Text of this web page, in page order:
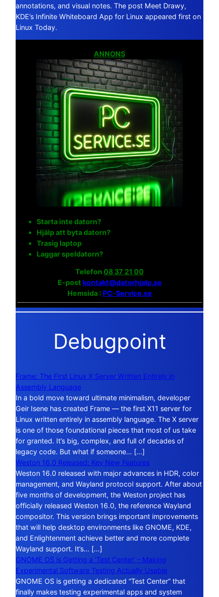
annotations, and visual notes. The post Meet Drawy,
KDE’s Infinite Whiteboard App for Linux appeared first on
Linux Today.
ANNONS
Starta inte datorn?
Hjälp att byta datorn?
Trasig laptop
Laggar speldatorn?
Telefon 08 37 21 00
E-post kontakt@datorhjalp.se
Hemsida :PC-Service.se
Debugpoint
Frame: The First Linux X Server Written Entirely in
Assembly Language
In a bold move toward ultimate minimalism, developer
Geir Isene has created Frame — the first X11 server for
Linux written entirely in assembly language. The X server
is one of those foundational pieces that most of us take
for granted. It’s big, complex, and full of decades of
legacy code. But what if someone… […]
Weston 16.0 Released: Key New Features
Weston 16.0 released with major advances in HDR, color
management, and Wayland protocol support. After about
five months of development, the Weston project has
officially released Weston 16.0, the reference Wayland
compositor. This version brings important improvements
that will help desktop environments like GNOME, KDE,
and Enlightenment achieve better and more complete
Wayland support. It’s… […]
GNOME OS is Getting a ‘Test Center’ – Making
Experimental Software Testing Actually Usable
GNOME OS is getting a dedicated “Test Center” that
finally makes testing experimental apps and system